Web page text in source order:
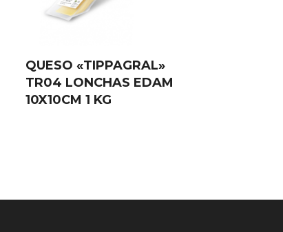
QUESO «TIPPAGRAL»
TR04 LONCHAS EDAM
10X10CM 1 KG